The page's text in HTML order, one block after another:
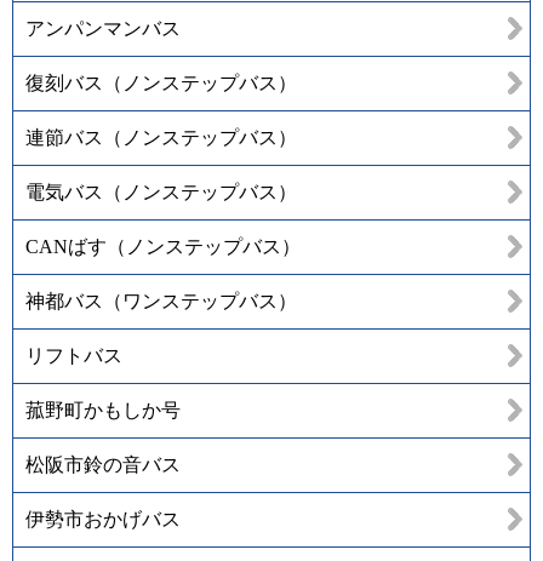
アンパンマンバス
復刻バス（ノンステップバス）
連節バス（ノンステップバス）
電気バス（ノンステップバス）
CANばす（ノンステップバス）
神都バス（ワンステップバス）
リフトバス
菰野町かもしか号
松阪市鈴の音バス
伊勢市おかげバス